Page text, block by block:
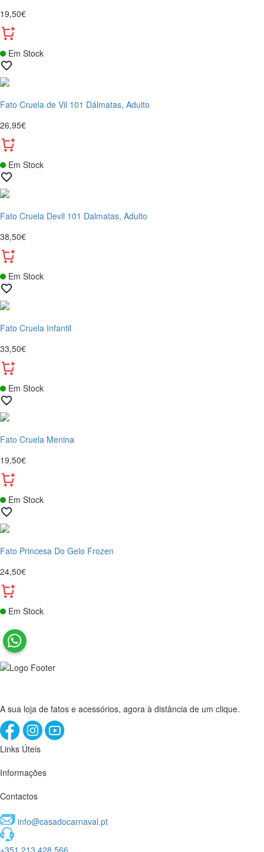
19,50€
Em Stock
Fato Cruela de Vil 101 Dálmatas, Adulto
26,95€
Em Stock
Fato Cruela Devil 101 Dalmatas, Adulto
38,50€
Em Stock
Fato Cruela Infantil
33,50€
Em Stock
Fato Cruela Menina
19,50€
Em Stock
Fato Princesa Do Gelo Frozen
24,50€
Em Stock
A sua loja de fatos e acessórios, agora à distância de um clique.
Links Úteis
Informações
Contactos
info@casadocarnaval.pt
+351 213 428 566